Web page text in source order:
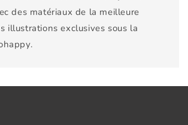
des matériaux de la meilleure
illustrations exclusives sous la